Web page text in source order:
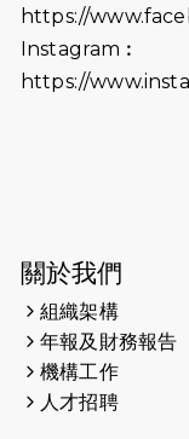
2026-06-18
2026-06-11
2026-05-28
2026-05-22
2026-05-21
https://
Instagram︰
https://
關於我們
組織架構
年報及財務報告
機構工作
人才招聘